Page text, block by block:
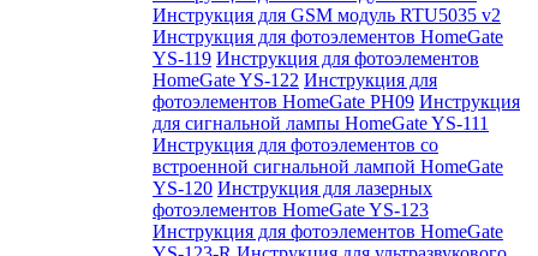
Инструкция для GSM модуль RTU5035 v2
Инструкция для фотоэлементов HomeGate
YS-119 Инструкция для фотоэлементов
HomeGate YS-122 Инструкция для
фотоэлементов HomeGate PH09 Инструкция
для сигнальной лампы HomeGate YS-111
Инструкция для фотоэлементов со
встроенной сигнальной лампой HomeGate
YS-120 Инструкция для лазерных
фотоэлементов HomeGate YS-123
Инструкция для фотоэлементов HomeGate